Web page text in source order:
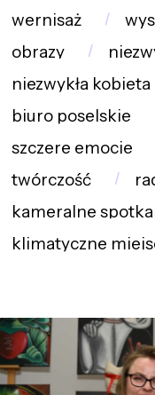
wernisaż
obrazy
niezwykła kobieta
biuro poselskie
szczere emocje
twórczość
kameralne
klimatyczne